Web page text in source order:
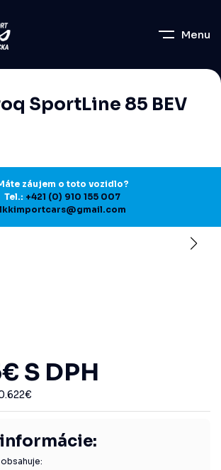
Menu
SportLine 85 BEV
záujem o toto vozidlo?
Tel.: +421 (0) 910 155 007
lkkimportcars@gmail.com
€ S DPH
€